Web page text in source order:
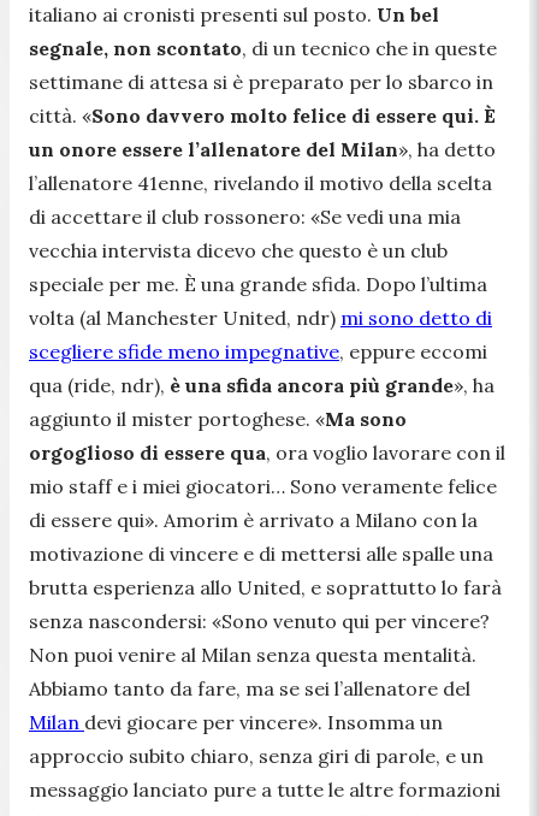
italiano ai cronisti presenti sul posto. Un bel
segnale, non scontato, di un tecnico che in queste
settimane di attesa si è preparato per lo sbarco in
città. «Sono davvero molto felice di essere qui. È
un onore essere l’allenatore del Milan», ha detto
l’allenatore 41enne, rivelando il motivo della scelta
di accettare il club rossonero: «Se vedi una mia
vecchia intervista dicevo che questo è un club
speciale per me. È una grande sfida. Dopo l’ultima
volta (al Manchester United, ndr) mi sono detto di
scegliere sfide meno impegnative, eppure eccomi
qua (ride, ndr), è una sfida ancora più grande», ha
aggiunto il mister portoghese. «Ma sono
orgoglioso di essere qua, ora voglio lavorare con il
mio staff e i miei giocatori… Sono veramente felice
di essere qui». Amorim è arrivato a Milano con la
motivazione di vincere e di mettersi alle spalle una
brutta esperienza allo United, e soprattutto lo farà
senza nascondersi: «Sono venuto qui per vincere?
Non puoi venire al Milan senza questa mentalità.
Abbiamo tanto da fare, ma se sei l’allenatore del
Milan devi giocare per vincere». Insomma un
approccio subito chiaro, senza giri di parole, e un
messaggio lanciato pure a tutte le altre formazioni